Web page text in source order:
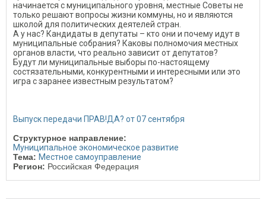
начинается с муниципального уровня, местные Советы не
только решают вопросы жизни коммуны, но и являются
школой для политических деятелей стран.
А у нас? Кандидаты в депутаты – кто они и почему идут в
муниципальные собрания? Каковы полномочия местных
органов власти, что реально зависит от депутатов?
Будут ли муниципальные выборы по-настоящему
состязательными, конкурентными и интересными или это
игра с заранее известным результатом?
Выпуск передачи ПРАВ!ДА? от 07 сентября
Структурное направление:
Муниципальное экономическое развитие
Тема: Местное самоуправление
Регион: Российская Федерация